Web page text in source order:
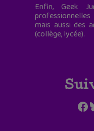
Enfin, Geek
mais aussi des
(collège, lycée).